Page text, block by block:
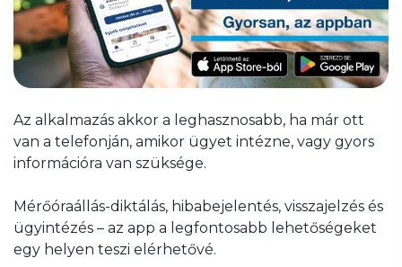
Az alkalmazás akkor a leghasznosabb, ha már ott
van a telefonján, amikor ügyet intézne, vagy gyors
információra van szüksége.
Mérőóraállás-diktálás, hibabejelentés, visszajelzés és
ügyintézés – az app a legfontosabb lehetőségeket
egy helyen teszi elérhetővé.